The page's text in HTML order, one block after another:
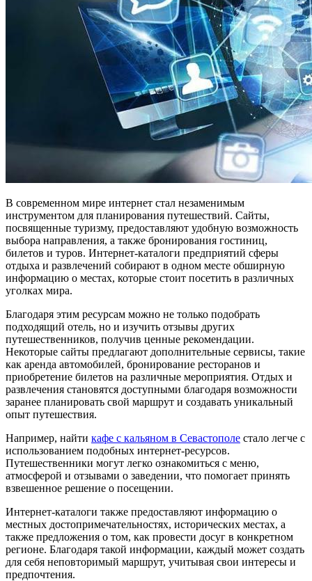
В современном мире интернет стал незаменимым
инструментом для планирования путешествий. Сайты,
посвященные туризму, предоставляют удобную возможность
выбора направления, а также бронирования гостиниц,
билетов и туров. Интернет-каталоги предприятий сферы
отдыха и развлечений собирают в одном месте обширную
информацию о местах, которые стоит посетить в различных
уголках мира.
Благодаря этим ресурсам можно не только подобрать
подходящий отель, но и изучить отзывы других
путешественников, получив ценные рекомендации.
Некоторые сайты предлагают дополнительные сервисы, такие
как аренда автомобилей, бронирование ресторанов и
приобретение билетов на различные мероприятия. Отдых и
развлечения становятся доступными благодаря возможности
заранее планировать свой маршрут и создавать уникальный
опыт путешествия.
Например, найти кафе с кальяном в Севастополе стало легче с
использованием подобных интернет-ресурсов.
Путешественники могут легко ознакомиться с меню,
атмосферой и отзывами о заведении, что помогает принять
взвешенное решение о посещении.
Интернет-каталоги также предоставляют информацию о
местных достопримечательностях, исторических местах, а
также предложения о том, как провести досуг в конкретном
регионе. Благодаря такой информации, каждый может создать
для себя неповторимый маршрут, учитывая свои интересы и
предпочтения.